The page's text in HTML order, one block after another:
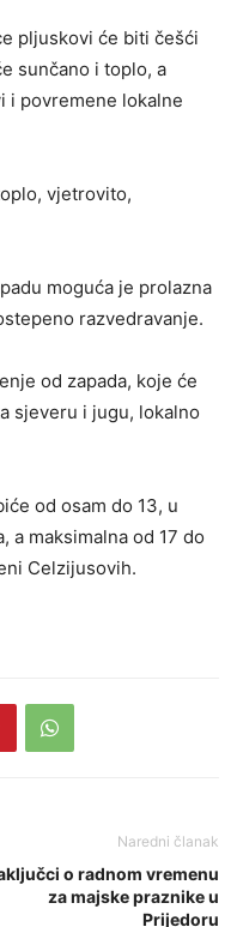
pljuskovi će biti češći
sunčano i toplo, a
i povremene lokalne
vjetrovito,
moguća je prolazna
razvedravanje.
od zapada, koje će
sjeveru i jugu, lokalno
od osam do 13, u
a maksimalna od 17 do
Celzijusovih.
Naredni članak
o radnom vremenu
za majske praznike u
Prijedoru